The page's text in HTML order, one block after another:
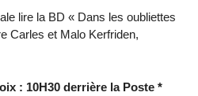
lire la BD « Dans les oubliettes
Carles et Malo Kerfriden,
: 10H30 derrière la Poste *